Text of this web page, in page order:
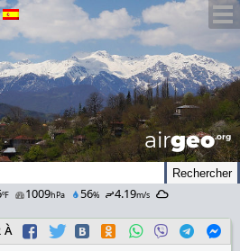
airGEO.oRg
ºF 1009hPa 56% 4.19m/s
à